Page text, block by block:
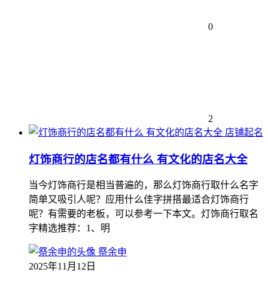
0
2
店铺起名
灯饰商行的店名都有什么 有文化的店名大全
当今灯饰商行是相当普遍的，那么灯饰商行取什么名字
简单又吸引人呢？应用什么佳字拼搭最适合灯饰商行
呢？有需要的老板，可以参考一下本文。灯饰商行取名
字精选推荐：1、明
祭余申
2025年11月12日